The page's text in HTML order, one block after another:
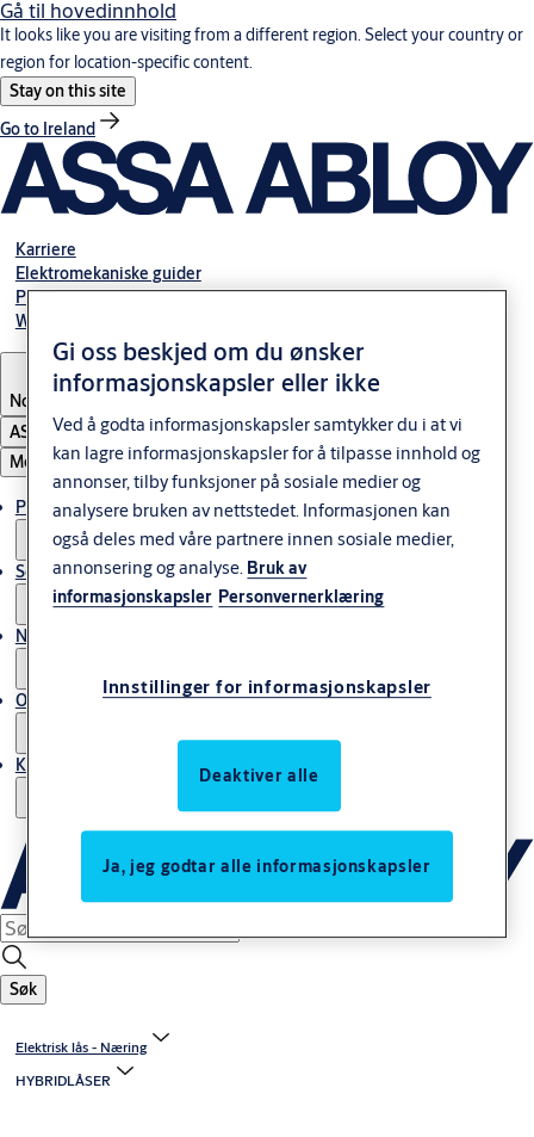
Gå til hovedinnhold
It looks like you are visiting from a different region. Select your country or
region for location-specific content.
Stay on this site
Go to Ireland
Karriere
Elektromekaniske guider
Partner Area
Webshop
Norway
ASSA ABLOY Group
Meny
Produkter og løsninger
Service
Nyheter & artikler
Om ASSA ABLOY Norway
Kontakt oss
Søk
Elektrisk lås - Næring
HYBRIDLÅSER
Gi oss beskjed om du ønsker
informasjonskapsler eller ikke
Ved å godta informasjonskapsler samtykker du i at vi
kan lagre informasjonskapsler for å tilpasse innhold og
annonser, tilby funksjoner på sosiale medier og
analysere bruken av nettstedet. Informasjonen kan
også deles med våre partnere innen sosiale medier,
annonsering og analyse. Bruk av
informasjonskapsler Personvernerklæring
Innstillinger for informasjonskapsler
Deaktiver alle
Ja, jeg godtar alle informasjonskapsler